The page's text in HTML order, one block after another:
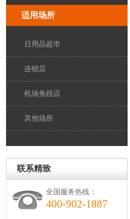
适用场所
日用品超市
连锁店
机场免税店
其他场所
联系精致
全国服务热线：
400-902-1887